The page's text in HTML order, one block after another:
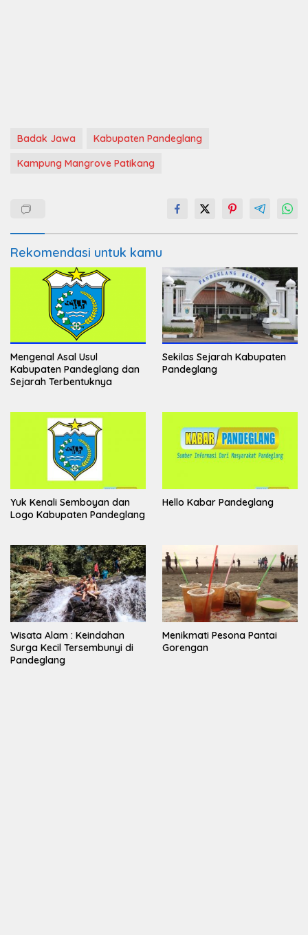
Badak Jawa
Kabupaten Pandeglang
Kampung Mangrove Patikang
Rekomendasi untuk kamu
Mengenal Asal Usul
Kabupaten Pandeglang dan
Sejarah Terbentuknya
Sekilas Sejarah Kabupaten
Pandeglang
Yuk Kenali Semboyan dan
Logo Kabupaten Pandeglang
Hello Kabar Pandeglang
Wisata Alam : Keindahan
Surga Kecil Tersembunyi di
Pandeglang
Menikmati Pesona Pantai
Gorengan